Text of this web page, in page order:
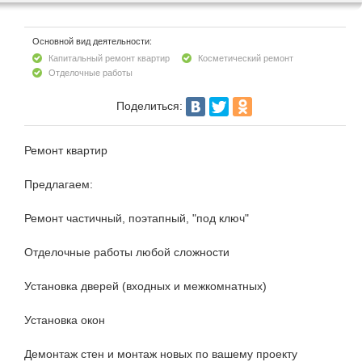
Основной вид деятельности:
Капитальный ремонт квартир
Косметический ремонт
Отделочные работы
Поделиться:
Ремонт квартир
Предлагаем:
Ремонт частичный, поэтапный, "под ключ"
Отделочные работы любой сложности
Установка дверей (входных и межкомнатных)
Установка окон
Демонтаж стен и монтаж новых по вашему проекту